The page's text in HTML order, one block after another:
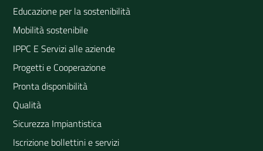
Educazione per la sostenibilità
Mobilità sostenibile
IPPC E Servizi alle aziende
Progetti e Cooperazione
Pronta disponibilità
Qualità
Sicurezza Impiantistica
Iscrizione bollettini e servizi